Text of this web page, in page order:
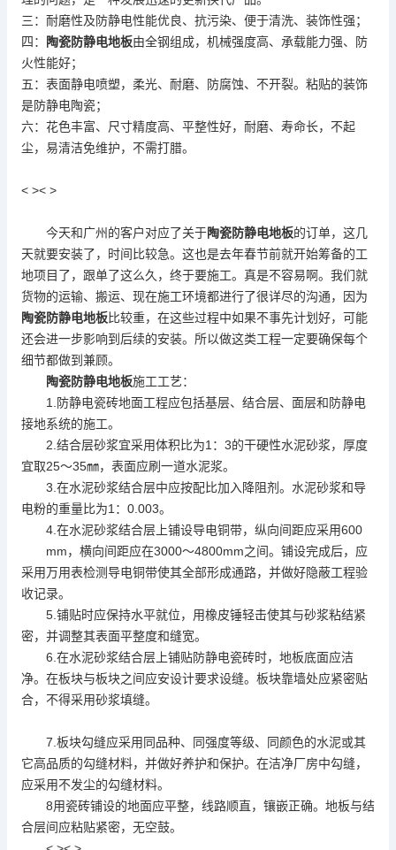
三：耐磨性及防静电性能优良、抗污染、便于清洗、装饰性强；
四：
陶瓷防静电地板由全钢组成，机械强度高、承载能力强、防
火性能好；
五：表面静电喷塑，柔光、耐磨、防腐蚀、不开裂。粘贴的装饰
是防静电陶瓷；
六：花色丰富、尺寸精度高、平整性好，耐磨、寿命长，不起
尘，易清洁免维护，不需打腊。
< >< >
今天和广州的客户对应了关于陶瓷防静电地板的订单，这几
天就要安装了，时间比较急。这也是去年春节前就开始筹备的工
地项目了，跟单了这么久，终于要施工。真是不容易啊。我们就
货物的运输、搬运、现在施工环境都进行了很详尽的沟通，因为
陶瓷防静电地板比较重，在这些过程中如果不事先计划好，可能
还会进一步影响到后续的安装。所以做这类工程一定要确保每个
细节都做到兼顾。
陶瓷防静电地板施工工艺：
1.防静电瓷砖地面工程应包括基层、结合层、面层和防静电
接地系统的施工。
2.结合层砂浆宜采用体积比为1：3的干硬性水泥砂浆，厚度
宜取25～35㎜，表面应刷一道水泥浆。
3.在水泥砂浆结合层中应按配比加入降阻剂。水泥砂浆和导
电粉的重量比为1：0.003。
4.在水泥砂浆结合层上铺设导电铜带，纵向间距应采用600
mm，横向间距应在3000～4800mm之间。铺设完成后，应
采用万用表检测导电铜带使其全部形成通路，并做好隐蔽工程验
收记录。
5.铺贴时应保持水平就位，用橡皮锤轻击使其与砂浆粘结紧
密，并调整其表面平整度和缝宽。
6.在水泥砂浆结合层上铺贴防静电瓷砖时，地板底面应洁
净。在板块与板块之间应安设计要求设缝。板块靠墙处应紧密贴
合，不得采用砂浆填缝。
7.板块勾缝应采用同品种、同强度等级、同颜色的水泥或其
它高品质的勾缝材料，并做好养护和保护。在洁净厂房中勾缝，
应采用不发尘的勾缝材料。
8用瓷砖铺设的地面应平整，线路顺直，镶嵌正确。地板与结
合层间应粘贴紧密，无空鼓。